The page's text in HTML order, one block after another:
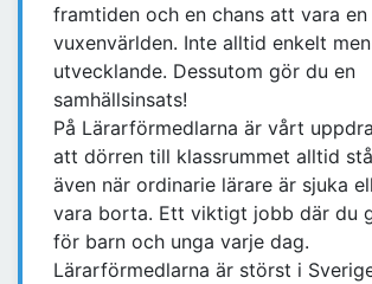
framtiden och en chans att vara
vuxenvärlden. Inte alltid enkelt
utvecklande. Dessutom gör du en
samhällsinsats!
På Lärarförmedlarna är vårt
att dörren till klassrummet alltid
även när ordinarie lärare är sjuka
vara borta. Ett viktigt jobb där du
för barn och unga varje dag.
Lärarförmedlarna är störst i